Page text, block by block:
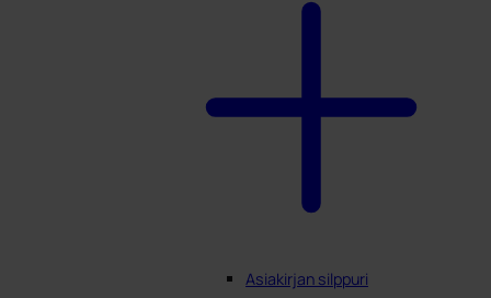
Asiakirjan silppuri